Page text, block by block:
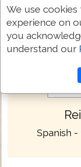
Spanish -
We use
experience on
you
understand our